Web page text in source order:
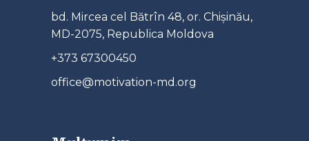
bd. Mircea cel Bătrîn 48, or. Chișinău,
MD-2075, Republica Moldova
+373 67300450
office@motivation-md.org